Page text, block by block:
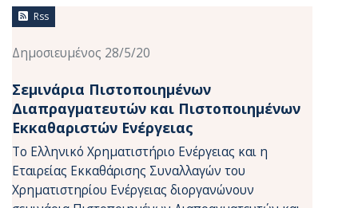
Rss
Δημοσιευμένος 28/5/20
Σεμινάρια Πιστοποιημένων
Διαπραγματευτών και Πιστοποιημένων
Εκκαθαριστών Ενέργειας
Το Ελληνικό Χρηματιστήριο Ενέργειας και η
Εταιρείας Εκκαθάρισης Συναλλαγών του
Χρηματιστηρίου Ενέργειας διοργανώνουν